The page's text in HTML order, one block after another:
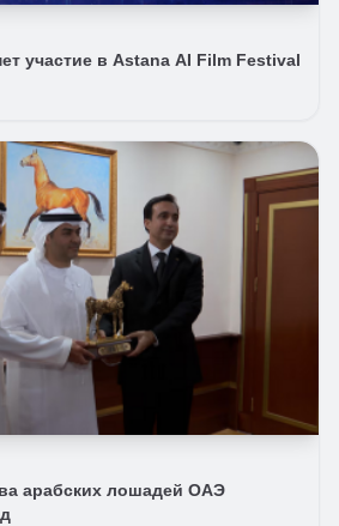
участие в Astana AI Film Festival
арабских лошадей ОАЭ